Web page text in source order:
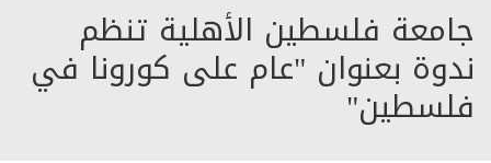
جامعة فلسطين الأهلية تنظم
ندوة بعنوان "عام على كورونا في
فلسطين"